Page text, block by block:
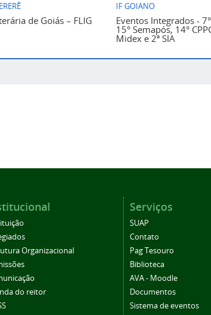
de Goiás – FLIG
IF GOIANO
Eventos Integrados -
15° Semapós, 14°
Midex e 2ª SIA
Organizacional
do reitor
Serviços
SUAP
Contato
Pag Tesouro
Biblioteca
AVA - Moodle
Documentos
Sistema de eventos